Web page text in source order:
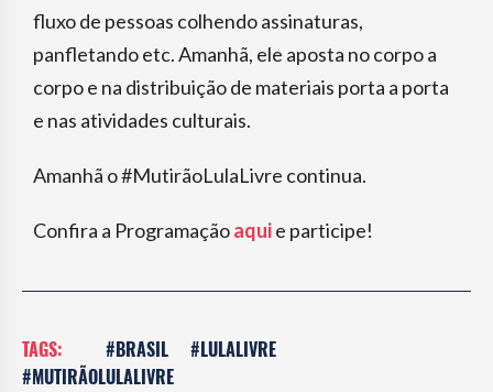
fluxo de pessoas colhendo assinaturas,
panfletando etc. Amanhã, ele aposta no corpo a
corpo e na distribuição de materiais porta a porta
e nas atividades culturais.
Amanhã o #MutirãoLulaLivre continua.
Confira a Programaçãoaquie participe!
TAGS: #BRASIL
#LULALIVRE
#MUTIRÃOLULALIVRE